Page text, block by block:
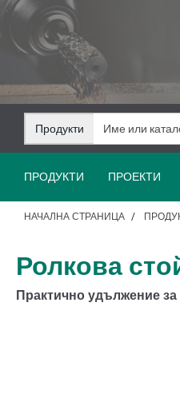
Преминаване
съдържанието
Преминаване
навигацията
Продукти
ПРОДУКТИ ПРОЕКТИ
НАЧАЛНА СТРАНИЦА
Ролкова
Практично удължение